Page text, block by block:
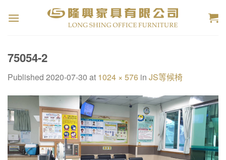
75054-2
Published 2020-07-30 at 1024 × 576 in JS等候椅